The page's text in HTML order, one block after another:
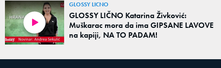
GLOSSY LICNO
GLOSSY LIČNO Katarina Živković:
Muškarac mora da ima GIPSANE LAVOVE
na kapiji, NA TO PADAM!